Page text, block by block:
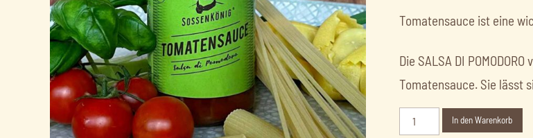
Tomatensauce ist eine
Die SALSA DI
Tomatensauce. Sie lässt
In den Warenkorb